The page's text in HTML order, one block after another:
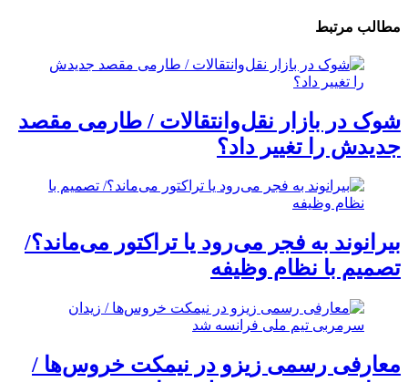
مطالب مرتبط
شوک در بازار نقل‌وانتقالات / طارمی مقصد
جدیدش را تغییر داد؟
بیرانوند به فجر می‌رود یا تراکتور می‌ماند؟/
تصمیم با نظام وظیفه
معارفی رسمی زیزو در نیمکت خروس‌ها /